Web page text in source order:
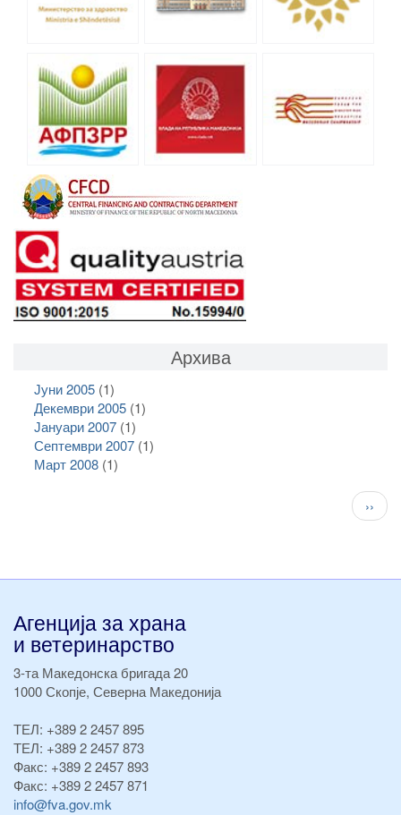
Архива
Јуни 2005(1)
Декември 2005(1)
Јануари 2007(1)
Септември 2007(1)
Март 2008(1)
››
Агенција за храна
и ветеринарство
3-та Македонска бригада 20
1000 Скопје, Северна Македонија
ТЕЛ: +389 2 2457 895
ТЕЛ: +389 2 2457 873
Факс: +389 2 2457 893
Факс: +389 2 2457 871
info@fva.gov.mk